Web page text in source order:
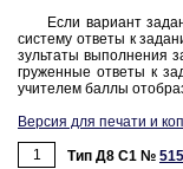
Если ва­ри­ант
си­сте­му от­ве­ты к
зуль­та­ты вы­пол­не­ния
гру­жен­ные от­ве­ты к
учи­те­лем баллы
Версия для печати и
1
Тип Д8 C1 №